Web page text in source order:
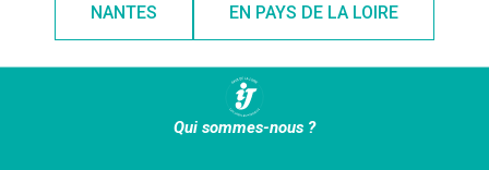
NANTES EN PAYS DE LA LOIRE
Qui sommes-nous ?